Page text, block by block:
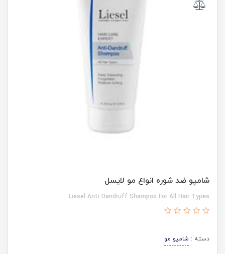
شامپو ضد شوره انواع مو لایسل
Liesel Anti Dandruff Shampoo For All Hair Types
دسته : شامپو مو